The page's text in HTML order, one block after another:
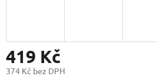
419 Kč
374 Kč bez DPH